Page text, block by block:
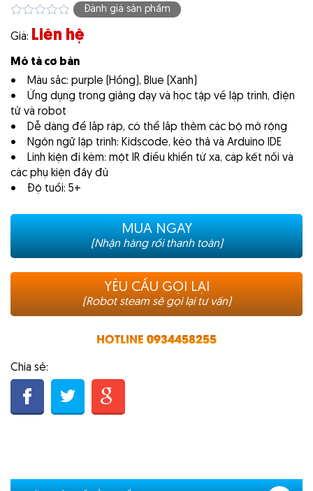
Đánh giá sản phẩm
Giá: Liên hệ
Mô tả cơ bản
• Màu sắc: purple (Hồng), Blue (Xanh)
• Ứng dụng trong giảng dạy và học tập về lập trình, điện
tử và robot
• Dễ dàng để lắp ráp, có thể lắp thêm các bộ mở rộng
• Ngôn ngữ lập trình: Kidscode, kéo thả và Arduino IDE
• Linh kiện đi kèm: một IR điều khiển từ xa, cáp kết nối và
các phụ kiện đầy đủ
• Độ tuổi: 5+
MUA NGAY
(Nhận hàng rồi thanh toán)
YÊU CẦU GỌI LẠI
(Robot steam sẽ gọi lại tư vấn)
HOTLINE 0934458255
Chia sẻ: